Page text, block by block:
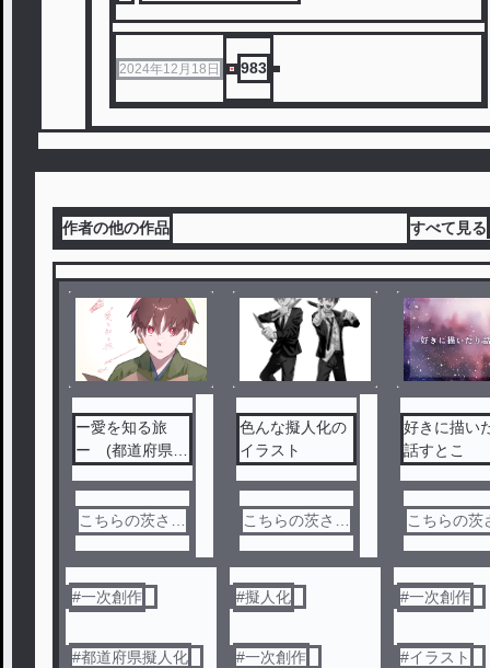
2024年12月18日 983
作者の他の作品 すべて見る
ー愛を知る旅
ー (都道府県創
こちらの茨さん
#一次創作
#都道府県擬人化
色んな擬人化の
イラスト
こちらの茨さん
#擬人化
#一次創作
好きに描い
話すとこ
こちらの茨
#一次創作
#イラスト